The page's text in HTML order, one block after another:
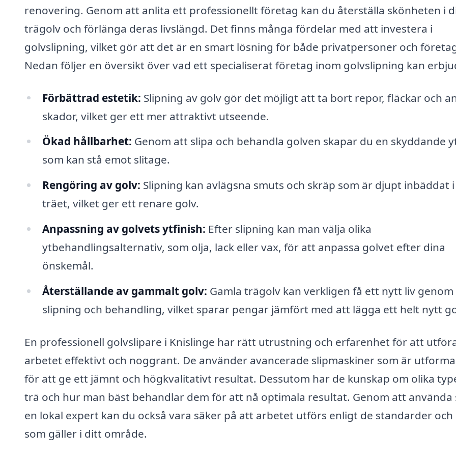
renovering. Genom att anlita ett professionellt företag kan du återställa skönheten i
trägolv och förlänga deras livslängd. Det finns många fördelar med att investera i
golvslipning, vilket gör att det är en smart lösning för både privatpersoner och
Nedan följer en översikt över vad ett specialiserat företag inom golvslipning kan
Förbättrad estetik: Slipning av golv gör det möjligt att ta bort repor, fläckar och
skador, vilket ger ett mer attraktivt utseende.
Ökad hållbarhet: Genom att slipa och behandla golven skapar du en skyddande
som kan stå emot slitage.
Rengöring av golv: Slipning kan avlägsna smuts och skräp som är djupt inbäddat i
träet, vilket ger ett renare golv.
Anpassning av golvets ytfinish: Efter slipning kan man välja olika
ytbehandlingsalternativ, som olja, lack eller vax, för att anpassa golvet efter dina
önskemål.
Återställande av gammalt golv: Gamla trägolv kan verkligen få ett nytt liv genom
slipning och behandling, vilket sparar pengar jämfört med att lägga ett helt nytt
En professionell golvslipare i Knislinge har rätt utrustning och erfarenhet för att
arbetet effektivt och noggrant. De använder avancerade slipmaskiner som är
för att ge ett jämnt och högkvalitativt resultat. Dessutom har de kunskap om olika
trä och hur man bäst behandlar dem för att nå optimala resultat. Genom att använda
en lokal expert kan du också vara säker på att arbetet utförs enligt de standarder och
som gäller i ditt område.